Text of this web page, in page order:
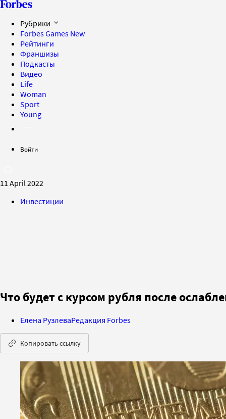
Рубрики
Forbes Games New
Рейтинги
Франшизы
Подкасты
Видео
Life
Woman
Sport
Young
Войти
11 April 2022
Инвестиции
Что будет с курсом рубля после
Елена РузлеваРедакция Forbes
Копировать ссылку